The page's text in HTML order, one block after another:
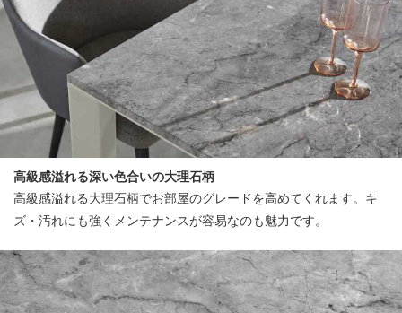
高級感溢れる深い色合いの大理石柄
高級感溢れる大理石柄でお部屋のグレードを高めてくれます。キ
ズ・汚れにも強くメンテナンスが容易なのも魅力です。